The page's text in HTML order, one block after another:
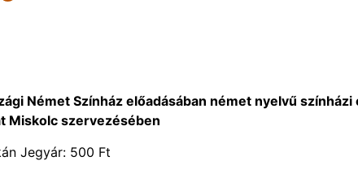
Német Színház előadásában német nyelvű
Miskolc szervezésében
Jegyár: 500 Ft